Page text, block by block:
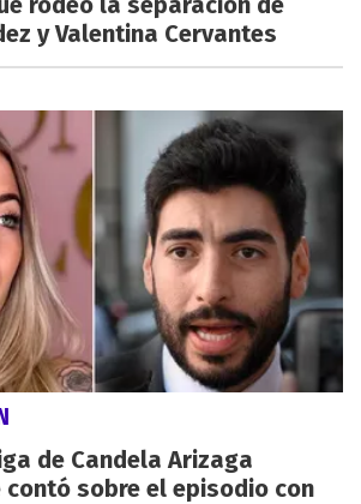
y Valentina Cervantes
de Candela Arizaga
contó sobre el episodio con